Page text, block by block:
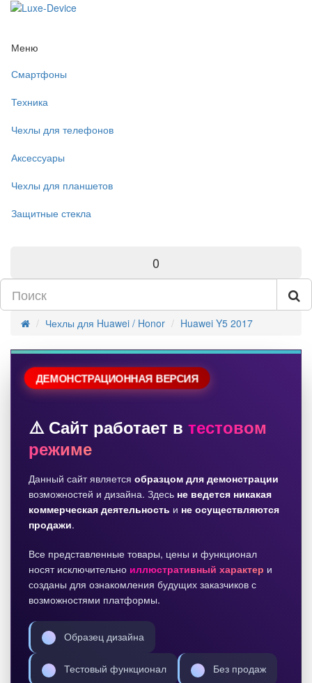
Меню
Смартфоны
Техника
Чехлы для телефонов
Аксессуары
Чехлы для планшетов
Защитные стекла
0
Чехлы для Huawei / Honor Huawei Y5 2017
ДЕМОНСТРАЦИОННАЯ ВЕРСИЯ
⚠️ Сайт работает в тестовом
режиме
Данный сайт является образцом для демонстрации
возможностей и дизайна. Здесь не ведется никакая
коммерческая деятельность и не осуществляются
продажи.
Все представленные товары, цены и функционал
носят исключительно иллюстративный характер и
созданы для ознакомления будущих заказчиков с
возможностями платформы.
Образец дизайна
Тестовый функционал Без продаж